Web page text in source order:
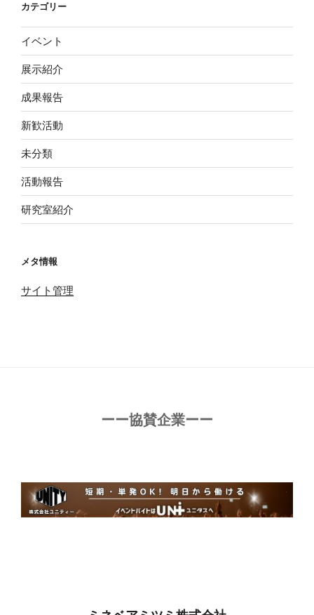
カテゴリー
イベント
展示紹介
成果報告
新歓活動
未分類
活動報告
研究室紹介
メタ情報
サイト管理
ーー協賛企業ーー